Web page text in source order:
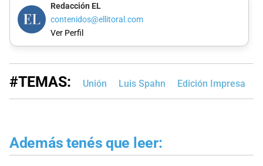
Redacción EL
contenidos@ellitoral.com
Ver Perfil
#TEMAS: Unión Luis Spahn Edición Impresa
Además tenés que leer: